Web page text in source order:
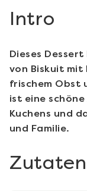
Intro
Dieses
von Biskuit mit
frischem Obst
ist eine
Kuchens und
und Familie.
Zutaten